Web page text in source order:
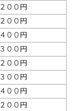
００円
００円
００円
００円
００円
００円
００円
００円